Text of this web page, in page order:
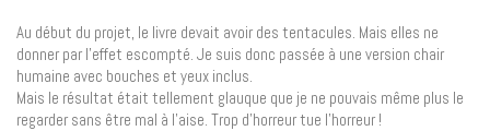
Au début du projet, le livre devait avoir des tentacules. Mais elles ne
donner par l’effet escompté. Je suis donc passée à une version chair
humaine avec bouches et yeux inclus.
Mais le résultat était tellement glauque que je ne pouvais même plus le
regarder sans être mal à l’aise. Trop d’horreur tue l’horreur !